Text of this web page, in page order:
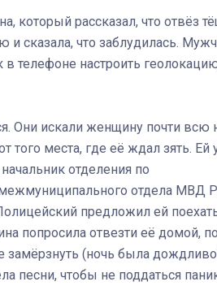
который рассказал, что отвёз
сказала, что заблудилась.
телефоне настроить
Они искали женщину почти всю
того места, где её ждал зять. Ей
отделения по
отдела МВД
предложил ей
попросила отвезти её домой,
замёрзнуть (ночь была
песни, чтобы не поддаться